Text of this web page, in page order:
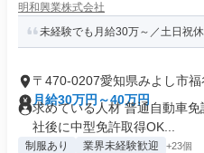
明和興業株式会社
未経験でも月給30万～／土日祝
〒470-0207愛知県みよし市福
月給30万円～40万円
求めている人材 普通自動車
社後に中型免許取得OK...
制服あり 業界未経験歓迎 +23個